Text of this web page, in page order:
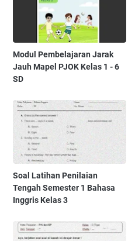
Modul Pembelajaran Jarak
Jauh Mapel PJOK Kelas 1 - 6
SD
Soal Latihan Penilaian
Tengah Semester 1 Bahasa
Inggris Kelas 3